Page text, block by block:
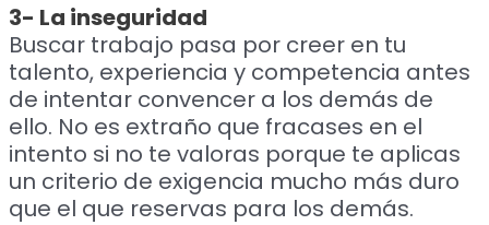
3- La inseguridad
Buscar trabajo pasa por creer en tu
talento, experiencia y competencia antes
de intentar convencer a los demás de
ello. No es extraño que fracases en el
intento si no te valoras porque te aplicas
un criterio de exigencia mucho más duro
que el que reservas para los demás.